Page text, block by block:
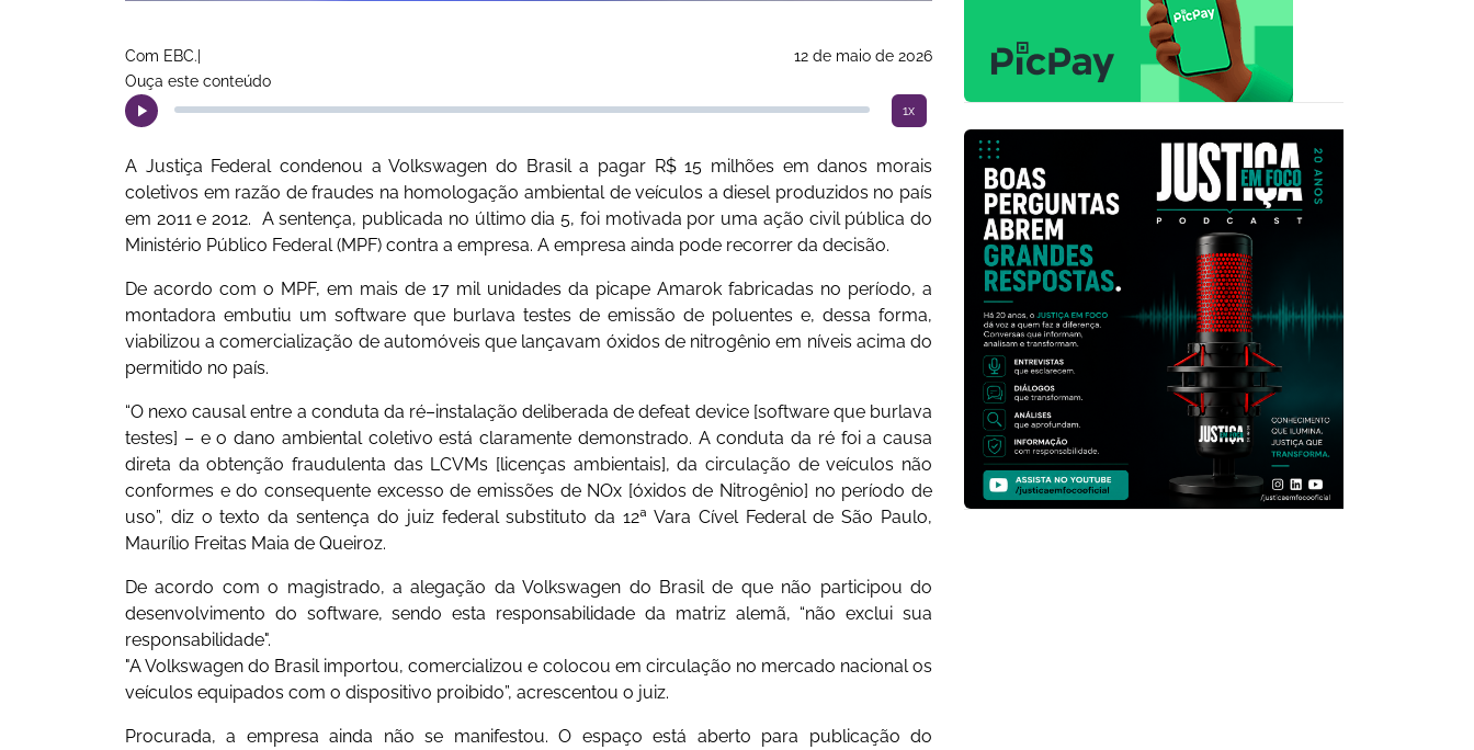
Com EBC.|
12 de maio de 2026
Ouça este conteúdo
1x
A Justiça Federal condenou a Volkswagen do Brasil a pagar R$ 15 milhões em danos morais
coletivos em razão de fraudes na homologação ambiental de veículos a diesel produzidos no país
em 2011 e 2012. A sentença, publicada no último dia 5, foi motivada por uma ação civil pública do
Ministério Público Federal (MPF) contra a empresa. A empresa ainda pode recorrer da decisão.
De acordo com o MPF, em mais de 17 mil unidades da picape Amarok fabricadas no período, a
montadora embutiu um software que burlava testes de emissão de poluentes e, dessa forma,
viabilizou a comercialização de automóveis que lançavam óxidos de nitrogênio em níveis acima do
permitido no país.
“O nexo causal entre a conduta da ré–instalação deliberada de defeat device [software que burlava
testes] – e o dano ambiental coletivo está claramente demonstrado. A conduta da ré foi a causa
direta da obtenção fraudulenta das LCVMs [licenças ambientais], da circulação de veículos não
conformes e do consequente excesso de emissões de NOx [óxidos de Nitrogênio] no período de
uso”, diz o texto da sentença do juiz federal substituto da 12ª Vara Cível Federal de São Paulo,
Maurílio Freitas Maia de Queiroz.
De acordo com o magistrado, a alegação da Volkswagen do Brasil de que não participou do
desenvolvimento do software, sendo esta responsabilidade da matriz alemã, “não exclui sua
responsabilidade".
"A Volkswagen do Brasil importou, comercializou e colocou em circulação no mercado nacional os
veículos equipados com o dispositivo proibido”, acrescentou o juiz.
Procurada, a empresa ainda não se manifestou. O espaço está aberto para publicação do